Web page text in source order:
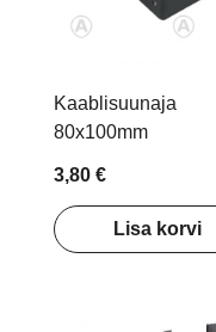
Kaablisuunaja
80x100mm
3,80 €
Lisa korvi